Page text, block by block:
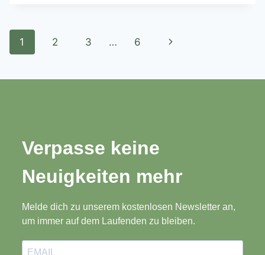
1 2 3 … 6
Verpasse keine
Neuigkeiten mehr
Melde dich zu unserem kostenlosen Newsletter an,
um immer auf dem Laufenden zu bleiben.